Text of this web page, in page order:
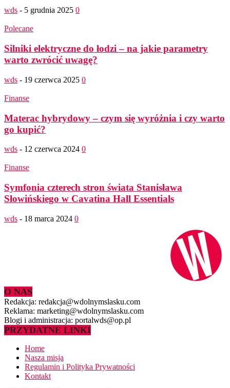
wds - 5 grudnia 2025 0
Polecane
Silniki elektryczne do łodzi – na jakie parametry
warto zwrócić uwagę?
wds - 19 czerwca 2025 0
Finanse
Materac hybrydowy – czym się wyróżnia i czy warto
go kupić?
wds - 12 czerwca 2024 0
Finanse
Symfonia czterech stron świata Stanisława
Słowińskiego w Cavatina Hall Essentials
wds - 18 marca 2024 0
O NAS
Redakcja: redakcja@wdolnymslasku.com
Reklama: marketing@wdolnymslasku.com
Blogi i administracja: portalwds@op.pl
PRZYDATNE LINKI
Home
Nasza misja
Regulamin i Polityka Prywatności
Kontakt